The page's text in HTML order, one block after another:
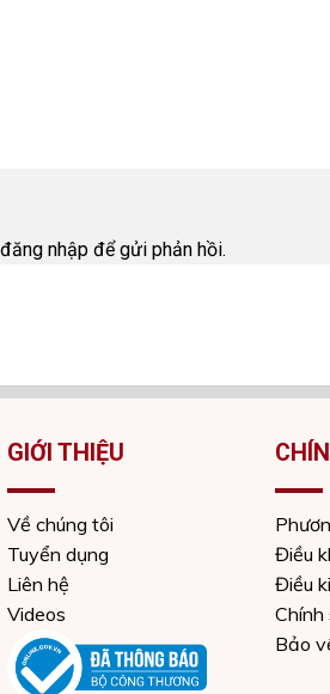
đăng nhập để gửi phản hồi.
GIỚI THIỆU
Về chúng tôi
Tuyển dụng
Liên hệ
Videos
Điều
Điều
Bảo